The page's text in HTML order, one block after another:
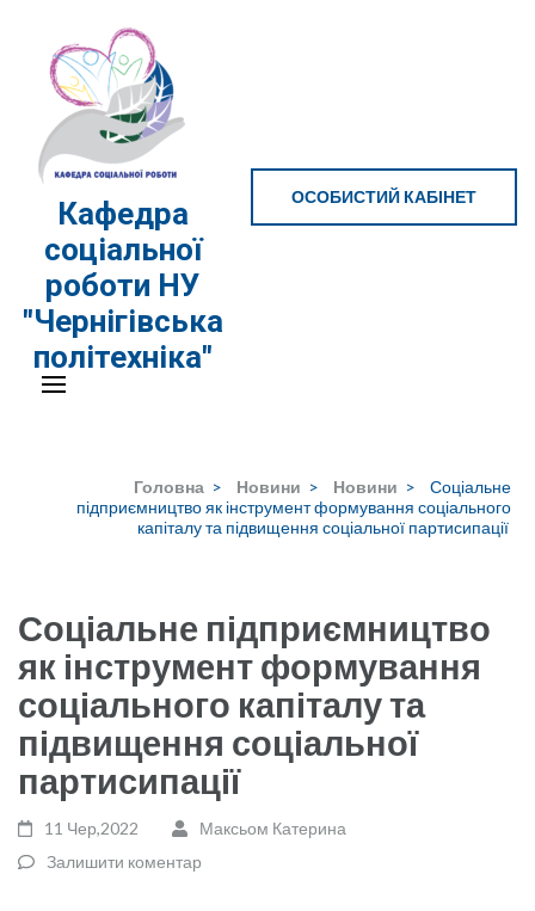
вмісту
(натисніть
Enter)
Кафедра
соціальної
роботи НУ
"Чернігівська
політехніка"
ОСОБИСТИЙ КАБІНЕТ
Головна > Новини > Новини >
Соціальне
підприємництво як інструмент формування соціального
капіталу та підвищення соціальної партисипації
Соціальне підприємництво
як інструмент формування
соціального капіталу та
підвищення соціальної
партисипації
11 Чер,2022
Максьом Катерина
Залишити коментар